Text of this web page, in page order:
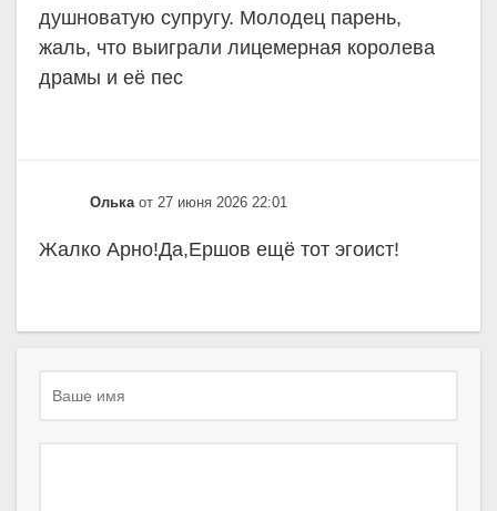
душноватую супругу. Молодец парень,
жаль, что выиграли лицемерная королева
драмы и её пес
Олька от 27 июня 2026 22:01
Жалко Арно!Да,Ершов ещё тот эгоист!